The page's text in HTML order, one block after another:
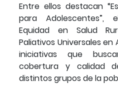
Entre ellos destacan
para Adolescentes”,
Equidad en Salud
Paliativos Universales en
iniciativas que
cobertura y calidad
distintos grupos de la